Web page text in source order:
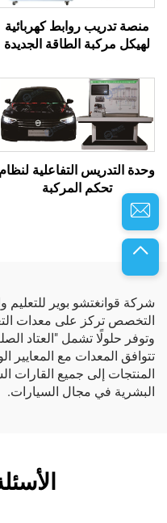
منصة تدريب روابط كهربائية
لهيكل مركبة الطاقة الجديدة
وحدة التدريس التفاعلية لنظام
تحكم المركبة
شركة قوانغتشو بوير للتعليم
التخصص تركز على معدات
وتوفر حلولًا تشمل "العتاد
المنتجات إلى جميع القارات
البشرية في مجال السيارات.